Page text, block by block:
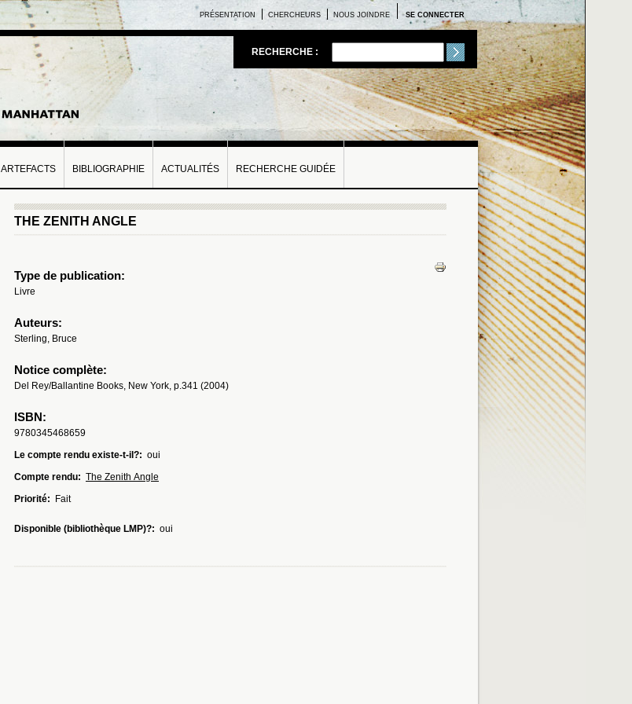
SE CONNECTER
PRÉSENTATION CHERCHEURS NOUS JOINDRE
RECHERCHE :
ARTEFACTS BIBLIOGRAPHIE ACTUALITÉS RECHERCHE GUIDÉE
THE ZENITH ANGLE
Type de publication:
Livre
Auteurs:
Sterling, Bruce
Notice complète:
Del Rey/Ballantine Books, New York, p.341 (2004)
ISBN:
9780345468659
Le compte rendu existe-t-il?: oui
Compte rendu: The Zenith Angle
Priorité:
Fait
Disponible (bibliothèque LMP)?: oui